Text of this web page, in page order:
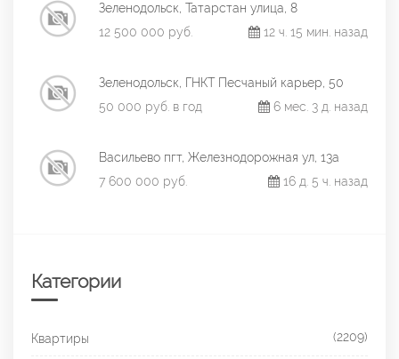
Зеленодольск, Татарстан улица, 8
12 500 000 руб.
12 ч. 15 мин. назад
Зеленодольск, ГНКТ Песчаный карьер, 50
50 000 руб. в год
6 мес. 3 д. назад
Васильево пгт, Железнодорожная ул, 13а
7 600 000 руб.
16 д. 5 ч. назад
Категории
Квартиры (2209)